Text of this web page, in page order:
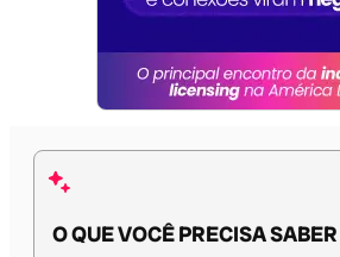
O QUE VOCÊ PRECISA SABER